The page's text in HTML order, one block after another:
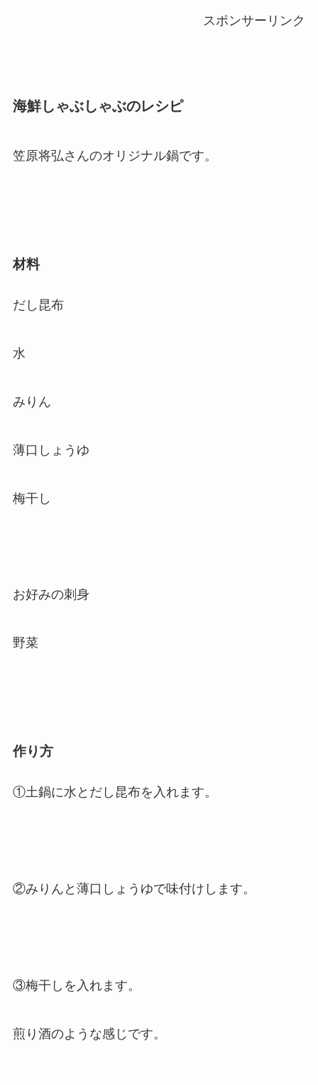
スポンサーリンク
海鮮しゃぶしゃぶのレシピ
笠原将弘さんのオリジナル鍋です。
材料
だし昆布
水
みりん
薄口しょうゆ
梅干し
お好みの刺身
野菜
作り方
①土鍋に水とだし昆布を入れます。
②みりんと薄口しょうゆで味付けします。
③梅干しを入れます。
煎り酒のような感じです。